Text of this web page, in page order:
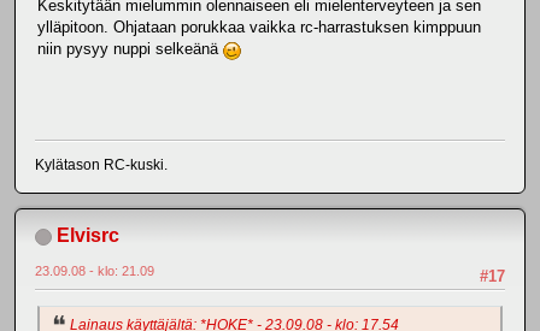
Keskitytään mielummin olennaiseen eli mielenterveyteen ja sen
ylläpitoon. Ohjataan porukkaa vaikka rc-harrastuksen kimppuun
niin pysyy nuppi selkeänä
Kylätason RC-kuski.
Elvisrc
#17
23.09.08 - klo: 21.09
Lainaus käyttäjältä: *HOKE* - 23.09.08 - klo: 17.54